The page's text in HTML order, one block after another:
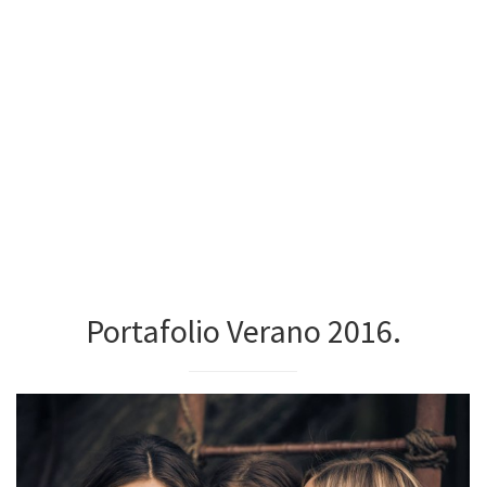
Portafolio Verano 2016.